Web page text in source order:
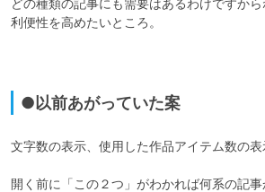
利便性を高めたいところ。
●以前あがっていた案
文字数の表示、使用した作品アイテム数の表
開く前に「この２つ」がわかれば何系の記